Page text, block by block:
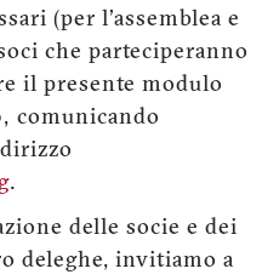
(per l'assemblea e
che parteciperanno
il presente modulo
, comunicando
.
delle socie e dei
deleghe, invitiamo a